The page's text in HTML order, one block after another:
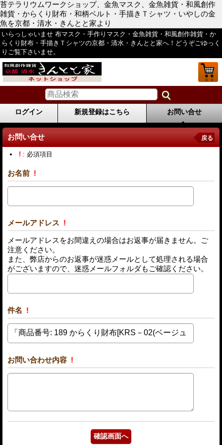
苔テラリウムワークショップ、金魚マスク、金魚雑貨・和風創作
雑貨・からくり財布・和柄ベルト・手描きＴシャツ・いやしの金
魚を京都・清水・きんとと家より
いらっしゃいませ 布マスク・手作りマスク・金魚雑貨・和風創作雑貨・か
らくり財布・手描きＴシャツの京都・清水・きんとと家へ！どうぞごゆっく
りご覧下さいませ。
ログイン 新規登録はこちら お問い合せ
お問い合せ 戻る
! : 必須項目
お名前 !
メールアドレス !
メールアドレスをお間違えの場合はお返事が届きません。ご
注意ください。
また、弊店からのお返事が迷惑メールとして処理される場合
がございますので、迷惑メールフォルダもご確認ください。
件名 !
お問い合わせ内容 !